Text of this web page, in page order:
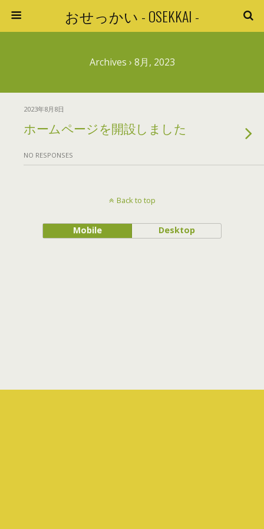
おせっかい - OSEKKAI -
Archives › 8月, 2023
2023年8月8日
ホームページを開設しました
NO RESPONSES
Back to top
Mobile Desktop